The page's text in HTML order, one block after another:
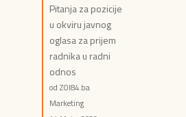
Pitanja za pozicije
u okviru javnog
oglasa za prijem
radnika u radni
odnos
od ZOI84.ba
Marketing